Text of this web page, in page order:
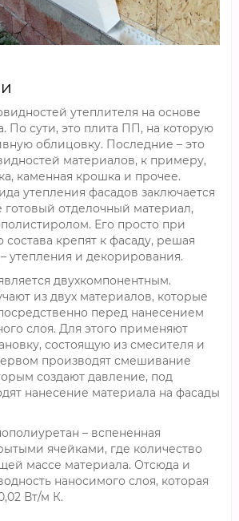
утеплителя на основе
По сути, это плита ПП, на которую
облицовку. Последние – это
материалов, к примеру,
каменная крошка и прочее.
утепления фасадов заключается
готовый отделочный материал,
Его просто при
крепят к фасаду, решая
утепления и декорирования.
двухкомпонентным.
из двух материалов, которые
перед нанесением
слоя. Для этого применяют
состоящую из смесителя и
производят смешивание
создают давление, под
нанесение материала на фасады
– вспененная
ячейками, где количество
массе материала. Отсюда и
наносимого слоя, которая
Вт/м К.